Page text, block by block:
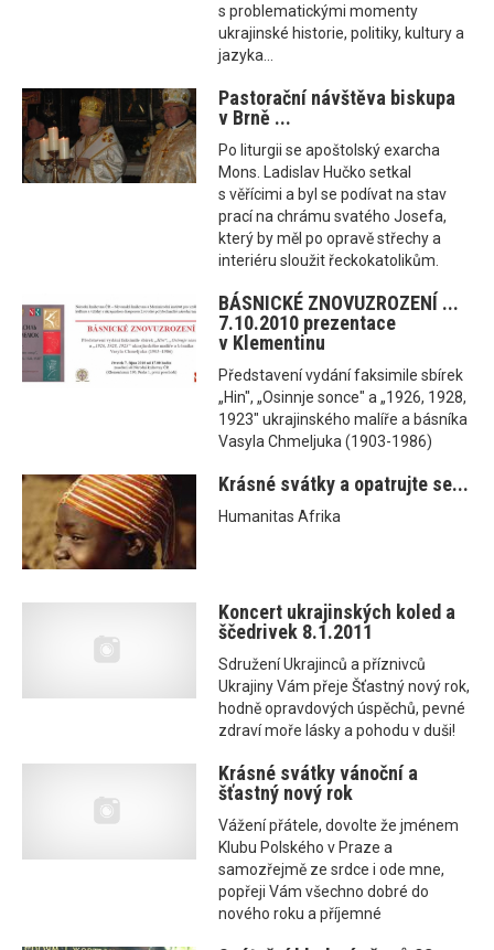
s problematickými momenty
ukrajinské historie, politiky, kultury a
jazyka...
Pastorační návštěva biskupa
v Brně ...
Po liturgii se apoštolský exarcha
Mons. Ladislav Hučko setkal
s věřícimi a byl se podívat na stav
prací na chrámu svatého Josefa,
který by měl po opravě střechy a
interiéru sloužit řeckokatolikům.
BÁSNICKÉ ZNOVUZROZENÍ ...
7.10.2010 prezentace
v Klementinu
Představení vydání faksimile sbírek
„Hin", „Osinnje sonce" a „1926, 1928,
1923" ukrajinského malíře a básníka
Vasyla Chmeljuka (1903-1986)
Krásné svátky a opatrujte se...
Humanitas Afrika
Koncert ukrajinských koled a
ščedrivek 8.1.2011
Sdružení Ukrajinců a příznivců
Ukrajiny Vám přeje Šťastný nový rok,
hodně opravdových úspěchů, pevné
zdraví moře lásky a pohodu v duši!
Krásné svátky vánoční a
šťastný nový rok
Vážení přátele, dovolte že jménem
Klubu Polského v Praze a
samozřejmě ze srdce i ode mne,
popřeji Vám všechno dobré do
nového roku a příjemné